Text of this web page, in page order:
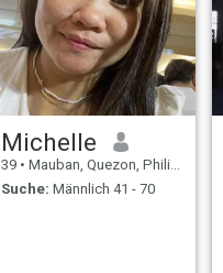
Michelle
39 • Mauban, Quezon, Philippinen
Suche: Männlich 41 - 70